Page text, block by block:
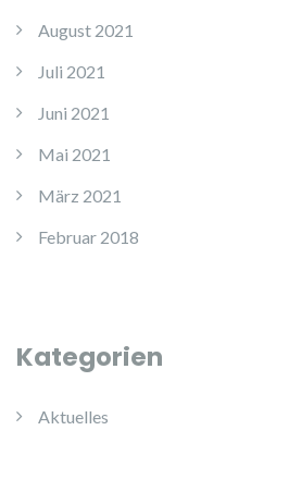
August 2021
Juli 2021
Juni 2021
Mai 2021
März 2021
Februar 2018
Kategorien
Aktuelles